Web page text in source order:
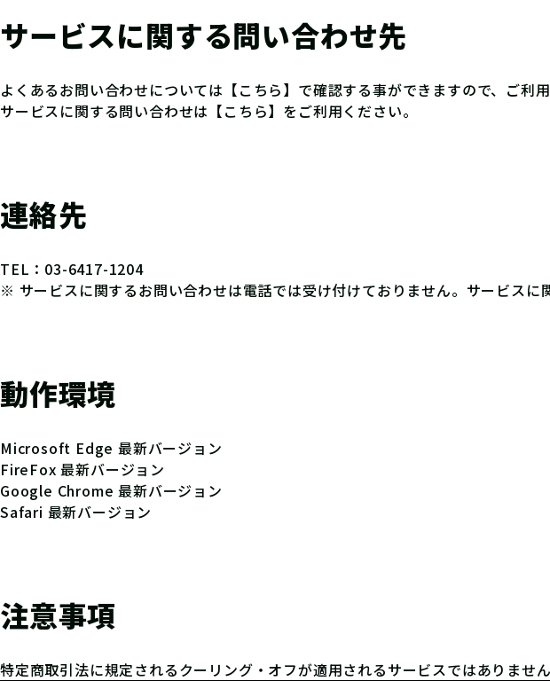
サービスに関する問い合わせ先
よくあるお問い合わせについては 【こちら】 で確認する事ができますので、ご利用
サービスに関する問い合わせは 【こちら】 をご利用ください。
連絡先
TEL：03-6417-1204
※ サービスに関するお問い合わせは電話では受け付けておりません。サービスに
動作環境
Microsoft Edge 最新バージョン
FireFox 最新バージョン
Google Chrome 最新バージョン
Safari 最新バージョン
注意事項
特定商取引法に規定されるクーリング・オフが適用されるサービスではありません